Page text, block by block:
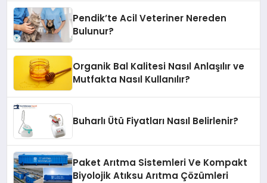
Pendik’te Acil Veteriner Nereden
Bulunur?
Organik Bal Kalitesi Nasıl Anlaşılır ve
Mutfakta Nasıl Kullanılır?
Buharlı Ütü Fiyatları Nasıl Belirlenir?
Paket Arıtma Sistemleri Ve Kompakt
Biyolojik Atıksu Arıtma Çözümleri